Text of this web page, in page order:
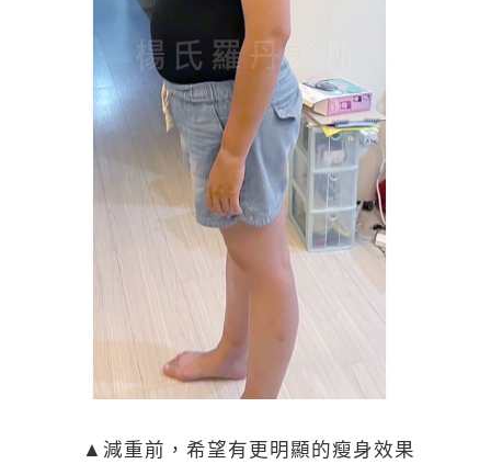
▲減重前，希望有更明顯的瘦身效果